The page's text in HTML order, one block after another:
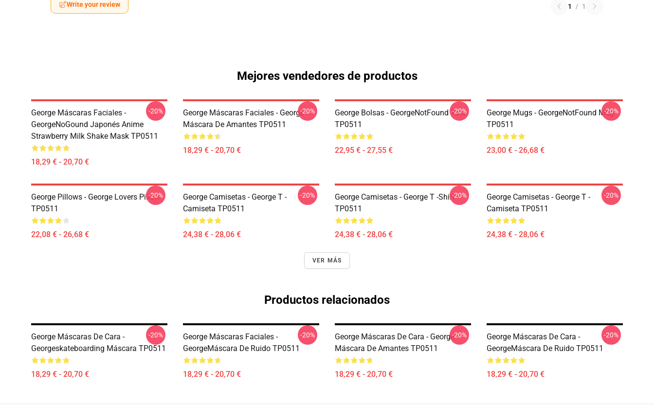
Write your review 1 / 1
Mejores vendedores de productos
George Máscaras Faciales -
GeorgeNoGound Japonés Anime
Strawberry Milk Shake Mask TP0511
18,29 € - 20,70 €
-20%
George Máscaras Faciales - George
Máscara De Amantes TP0511
18,29 € - 20,70 €
-20%
George Bolsas - GeorgeNotFound Tote
TP0511
22,95 € - 27,55 €
-20%
George Mugs - GeorgeNotFound Mug
TP0511
23,00 € - 26,68 €
-20%
George Pillows - George Lovers Pillow
TP0511
22,08 € - 26,68 €
-20%
George Camisetas - George T -
Camiseta TP0511
24,38 € - 28,06 €
-20%
George Camisetas - George T -Shirt
TP0511
24,38 € - 28,06 €
-20%
George Camisetas - George T -
Camiseta TP0511
24,38 € - 28,06 €
-20%
VER MÁS
Productos relacionados
George Máscaras De Cara -
Georgeskateboarding Máscara TP0511
18,29 € - 20,70 €
-20%
George Máscaras Faciales -
GeorgeMáscara De Ruido TP0511
18,29 € - 20,70 €
-20%
George Máscaras De Cara - George
Máscara De Amantes TP0511
18,29 € - 20,70 €
-20%
George Máscaras De Cara -
GeorgeMáscara De Ruido TP0511
18,29 € - 20,70 €
-20%